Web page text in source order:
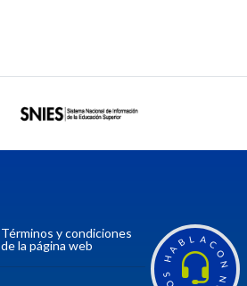
H
A
B L A C
O
N
N
S
Términos y condiciones
de la página web